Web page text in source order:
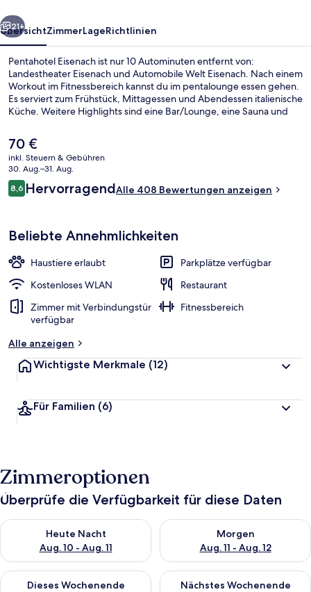
Weiter
21+
ÜbersichtZimmerLageRichtlinien
Pentahotel Eisenach ist nur 10 Autominuten entfernt von:
Landestheater Eisenach und Automobile Welt Eisenach. Nach einem
Workout im Fitnessbereich kannst du im pentalounge essen gehen.
Es serviert zum Frühstück, Mittagessen und Abendessen italienische
Küche. Weitere Highlights sind eine Bar/Lounge, eine Sauna und
Der
aktuelle
Preis
beträgt
70 €.
70 €
inkl. Steuern & Gebühren
30. Aug.–31. Aug.
Bewertungen
8,68,6 von 10.
HervorragendAlle 408 Bewertungen anzeigen
Beliebte Annehmlichkeiten
Haustiere erlaubt
Parkplätze verfügbar
Kostenloses WLAN
Restaurant
Zimmer mit Verbindungstür
verfügbar
Fitnessbereich
Alle anzeigen
Wichtigste Merkmale (12)
Für Familien (6)
Zimmeroptionen
Überprüfe die Verfügbarkeit für diese Daten
Heute Nacht
Aug. 10 - Aug. 11
Überprüfe die Verfügbarkeit für heute Nacht, Aug. 10 - Aug.
Morgen
Aug. 11 - Aug. 12
Überprüfe die Verfügbarkeit
Dieses Wochenende
Überprüfe die Verfügbarkeit für dieses Wochenende, Aug. 14
Nächstes Wochenende
Überprüfe die Verfügbarkeit